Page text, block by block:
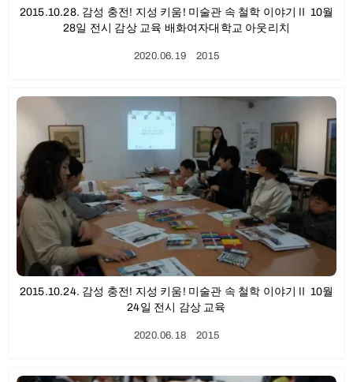
2015.10.28. 감성 충전! 지성 키움! 미술관 속 철학 이야기Ⅱ 10월
28일 전시 감상 교육 배화여자대학교 아웃리치
2020.06.19ㆍ2015
2015.10.24. 감성 충전! 지성 키움! 미술관 속 철학 이야기Ⅱ 10월
24일 전시 감상 교육
2020.06.18ㆍ2015